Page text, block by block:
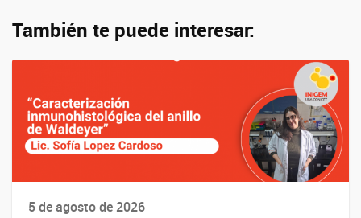
También te puede interesar:
5 de agosto de 2026